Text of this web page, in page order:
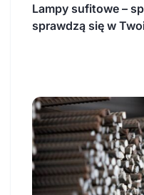
Lampy sufitowe –
sprawdzą się w